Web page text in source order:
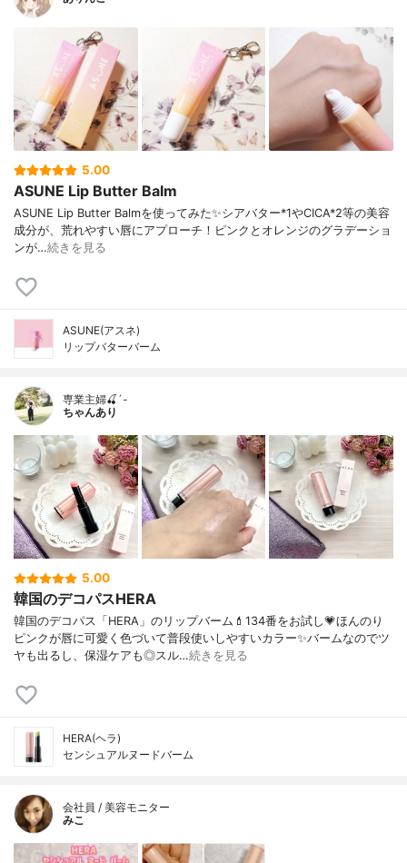
5.00
ASUNE Lip Butter Balm
ASUNE Lip Butter Balmを使ってみた✨シアバター*1やCICA*2等の美容
成分が、荒れやすい唇にアプローチ！ピンクとオレンジのグラデーショ
ンが…続きを見る
ASUNE(アスネ)
リップバターバーム
専業主婦🍒´-
ちゃんあり
5.00
韓国のデコパスHERA
韓国のデコパス「HERA」のリップバーム💄134番をお試し💗ほんのり
ピンクが唇に可愛く色づいて普段使いしやすいカラー✨バームなのでツ
ヤも出るし、保湿ケアも◎スル…続きを見る
HERA(ヘラ)
センシュアルヌードバーム
会社員 / 美容モニター
みこ